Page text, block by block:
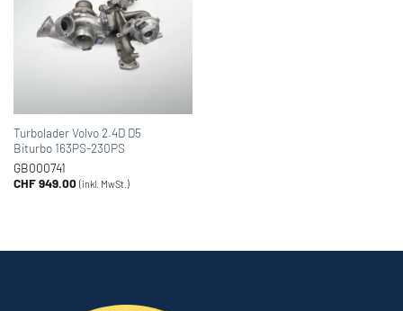
Turbolader Volvo 2.4D D5
Biturbo 163PS-230PS
GB000741
CHF949.00 (inkl. MwSt.)